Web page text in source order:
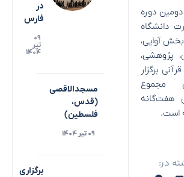
دوره
دانشگاه
آوایی،
پژوهشی،
برگزار
مجموع
هفت‌گانه
در:
در
فارس
۰۹
تیر
۱۴۰۴
مسجدالاقصی
(قدس،
فلسطین)
۰۹ تیر ۱۴۰۴
برگزاری